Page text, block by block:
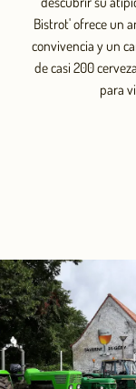
Bistrot' ofrece un
convivencia y un
de casi 200
para